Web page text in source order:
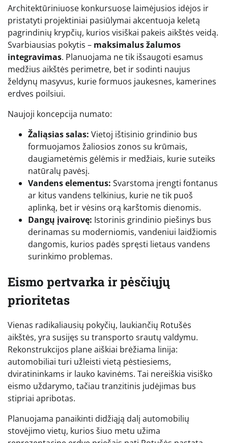
Architektūriniuose konkursuose laimėjusios idėjos ir
pristatyti projektiniai pasiūlymai akcentuoja keletą
pagrindinių krypčių, kurios visiškai pakeis aikštės veidą.
Svarbiausias pokytis – maksimalus žalumos
integravimas. Planuojama ne tik išsaugoti esamus
medžius aikštės perimetre, bet ir sodinti naujus
želdynų masyvus, kurie formuos jaukesnes, kamerines
erdves poilsiui.
Naujoji koncepcija numato:
Žaliąsias salas: Vietoj ištisinio grindinio bus
formuojamos žaliosios zonos su krūmais,
daugiametėmis gėlėmis ir medžiais, kurie suteiks
natūralų pavėsį.
Vandens elementus: Svarstoma įrengti fontanus
ar kitus vandens telkinius, kurie ne tik puoš
aplinką, bet ir vėsins orą karštomis dienomis.
Dangų įvairovę: Istorinis grindinio piešinys bus
derinamas su moderniomis, vandeniui laidžiomis
dangomis, kurios padės spręsti lietaus vandens
surinkimo problemas.
Eismo pertvarka ir pėsčiųjų
prioritetas
Vienas radikaliausių pokyčių, laukiančių Rotušės
aikštės, yra susijęs su transporto srautų valdymu.
Rekonstrukcijos plane aiškiai brėžiama linija:
automobiliai turi užleisti vietą pėstiesiems,
dviratininkams ir lauko kavinėms. Tai nereiškia visiško
eismo uždarymo, tačiau tranzitinis judėjimas bus
stipriai apribotas.
Planuojama panaikinti didžiąją dalį automobilių
stovėjimo vietų, kurios šiuo metu užima